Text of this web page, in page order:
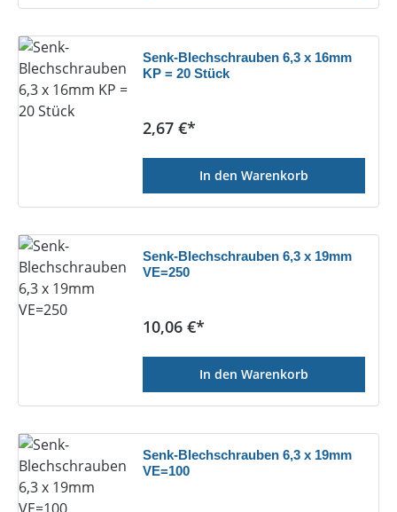
Senk-Blechschrauben 6,3 x 16mm
KP = 20 Stück
Regulärer Preis:
2,67 €*
In den Warenkorb
Senk-Blechschrauben 6,3 x 19mm
VE=250
Regulärer Preis:
10,06 €*
In den Warenkorb
Senk-Blechschrauben 6,3 x 19mm
VE=100